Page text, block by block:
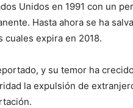
Unidos en 1991 con un
Hasta ahora se ha
cuales expira en 2018.
y su temor ha
la expulsión de